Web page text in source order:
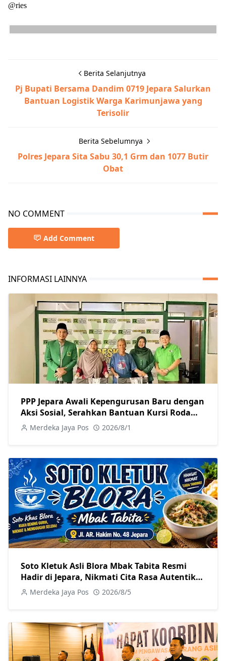
@ries
Berita Selanjutnya
Pj Bupati Bersama Dandim 0719 Jepara Salurkan
Bantuan Logistik Warga Karimunjawa yang
Terisolir
Berita Sebelumnya
Polres Jepara Sita Sabu 30,1 Grm dan 1077 Butir
Obat
NO COMMENT
Add Comment
INFORMASI LAINNYA
PPP Jepara Awali Kepengurusan Baru dengan
Aksi Sosial, Serahkan Bantuan Kursi Roda
kepada Warga
Merdeka Jaya Pos 2026/8/1
Soto Kletuk Asli Blora Mbak Tabita Resmi
Hadir di Jepara, Nikmati Cita Rasa Autentik
Mulai Rp10 Ribu
Merdeka Jaya Pos 2026/8/5